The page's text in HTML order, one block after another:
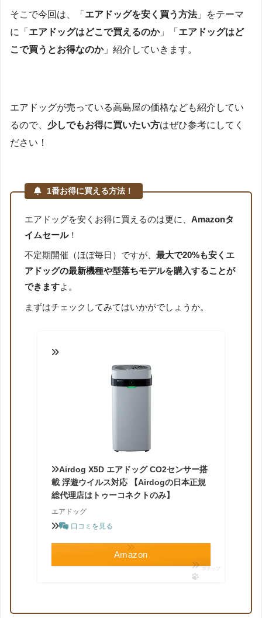
そこで今回は、「 エアドッグを安く買う方法 」をテーマ
に「 エアドッグはどこで買えるのか」「 エアドッグはど
こで買うとお得なのか」紹介していきます。
エアドッグが売っている高島屋の価格なども紹介してい
るので、 少しでもお得に買いたい方はぜひ参考にしてく
ださい！
1番お得に買える方法！
エアドッグを安くお得に買えるのは更に、 Amazonタ
イムセール！
不定期開催（ほぼ毎日）ですが、 最大で20%も安くエ
アドッグの最新機種や型落ちモデルを購入することが
できますよ。
まずはチェックしてみてはいかがでしょうか。
Airdog X5D エアドッグ CO2センサー搭
載 浮遊ウイルス対応 【Airdogの日本正規
総代理店はトゥーコネクトのみ】
エアドッグ
口コミを見る
Amazon
ポチップ